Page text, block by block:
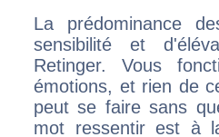
La prédominance
sensibilité et
Retinger. Vous
émotions, et rien de
peut se faire sans
mot ressentir est à